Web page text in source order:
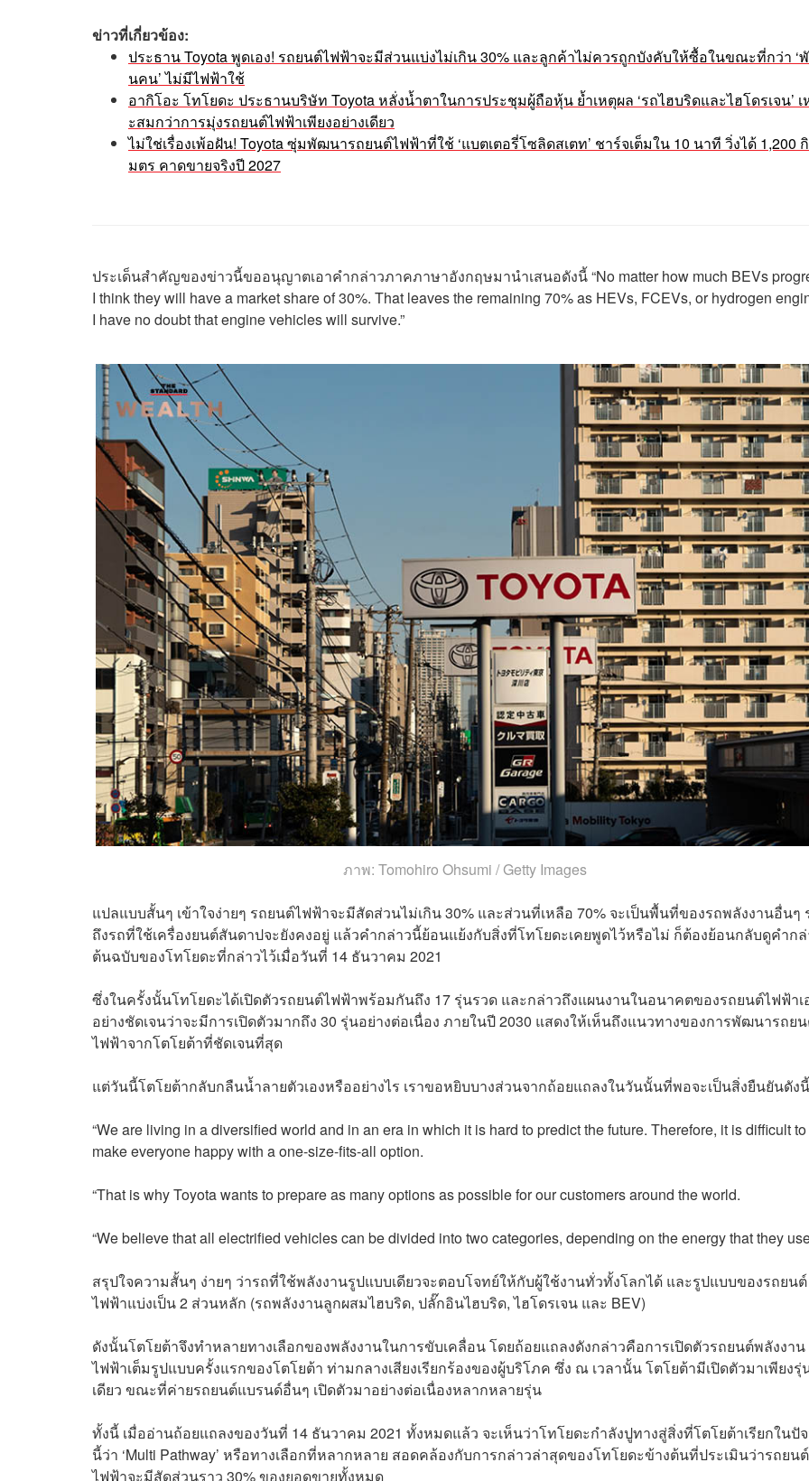
ข่าวที่เกี่ยวข้อง:
ประธาน Toyota พูดเอง! รถยนต์ไฟฟ้าจะมีส่วนแบ่งไม่เกิน 30% และลูกค้าไม่ควรถูกบังคับให้ซื้อในขณะที่กว่า ‘
นคน’ ไม่มีไฟฟ้าใช้
อากิโอะ โทโยดะ ประธานบริษัท Toyota หลั่งน้ำตาในการประชุมผู้ถือหุ้น ย้ำเหตุผล ‘รถไฮบริดและไฮโดรเจน’ เ
ะสมกว่าการมุ่งรถยนต์ไฟฟ้าเพียงอย่างเดียว
ไม่ใช่เรื่องเพ้อฝัน! Toyota ซุ่มพัฒนารถยนต์ไฟฟ้าที่ใช้ ‘แบตเตอรี่โซลิดสเตท’ ชาร์จเต็มใน 10 นาที วิ่งได้ 1,200
มตร คาดขายจริงปี 2027
ประเด็นสำคัญของข่าวนี้ขออนุญาตเอาคำกล่าวภาคภาษาอังกฤษมานำเสนอดังนี้ “No matter how much BEVs
I think they will have a market share of 30%. That leaves the remaining 70% as HEVs, FCEVs, or hydrogen
I have no doubt that engine vehicles will survive.”
ภาพ: Tomohiro Ohsumi / Getty Images
แปลแบบสั้นๆ เข้าใจง่ายๆ รถยนต์ไฟฟ้าจะมีสัดส่วนไม่เกิน 30% และส่วนที่เหลือ 70% จะเป็นพื้นที่ของรถพลังงานอื่นๆ
ถึงรถที่ใช้เครื่องยนต์สันดาปจะยังคงอยู่ แล้วคำกล่าวนี้ย้อนแย้งกับสิ่งที่โทโยดะเคยพูดไว้หรือไม่ ก็ต้องย้อนกลับดูคำก
ต้นฉบับของโทโยดะที่กล่าวไว้เมื่อวันที่ 14 ธันวาคม 2021
ซึ่งในครั้งนั้นโทโยดะได้เปิดตัวรถยนต์ไฟฟ้าพร้อมกันถึง 17 รุ่นรวด และกล่าวถึงแผนงานในอนาคตของรถยนต์ไฟฟ้าเ
อย่างชัดเจนว่าจะมีการเปิดตัวมากถึง 30 รุ่นอย่างต่อเนื่อง ภายในปี 2030 แสดงให้เห็นถึงแนวทางของการพัฒนารถย
ไฟฟ้าจากโตโยต้าที่ชัดเจนที่สุด
แต่วันนี้โตโยต้ากลับกลืนน้ำลายตัวเองหรืออย่างไร เราขอหยิบบางส่วนจากถ้อยแถลงในวันนั้นที่พอจะเป็นสิ่งยืนยันดังนี้
“We are living in a diversified world and in an era in which it is hard to predict the future. Therefore, it is difficult to
make everyone happy with a one-size-fits-all option.
“That is why Toyota wants to prepare as many options as possible for our customers around the world.
“We believe that all electrified vehicles can be divided into two categories, depending on the energy that they
สรุปใจความสั้นๆ ง่ายๆ ว่ารถที่ใช้พลังงานรูปแบบเดียวจะตอบโจทย์ให้กับผู้ใช้งานทั่วทั้งโลกได้ และรูปแบบของรถยนต์
ไฟฟ้าแบ่งเป็น 2 ส่วนหลัก (รถพลังงานลูกผสมไฮบริด, ปลั๊กอินไฮบริด, ไฮโดรเจน และ BEV)
ดังนั้นโตโยต้าจึงทำหลายทางเลือกของพลังงานในการขับเคลื่อน โดยถ้อยแถลงดังกล่าวคือการเปิดตัวรถยนต์พลังงาน
ไฟฟ้าเต็มรูปแบบครั้งแรกของโตโยต้า ท่ามกลางเสียงเรียกร้องของผู้บริโภค ซึ่ง ณ เวลานั้น โตโยต้ามีเปิดตัวมาเพียงรุ่
เดียว ขณะที่ค่ายรถยนต์แบรนด์อื่นๆ เปิดตัวมาอย่างต่อเนื่องหลากหลายรุ่น
ทั้งนี้ เมื่ออ่านถ้อยแถลงของวันที่ 14 ธันวาคม 2021 ทั้งหมดแล้ว จะเห็นว่าโทโยดะกำลังปูทางสู่สิ่งที่โตโยต้าเรียกในปั
นี้ว่า ‘Multi Pathway’ หรือทางเลือกที่หลากหลาย สอดคล้องกับการกล่าวล่าสุดของโทโยดะข้างต้นที่ประเมินว่ารถยนต์
ไฟฟ้าจะมีสัดส่วนราว 30% ของยอดขายทั้งหมด